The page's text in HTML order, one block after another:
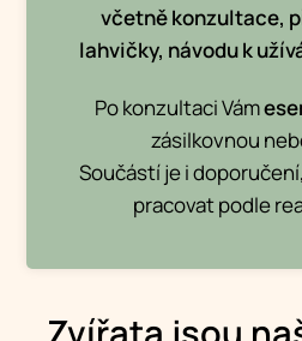
včetněkonzultace,
lahvičky, návodu k
Po konzultaci Vám
zásilkovnou
Součástí je i
pracovat podle